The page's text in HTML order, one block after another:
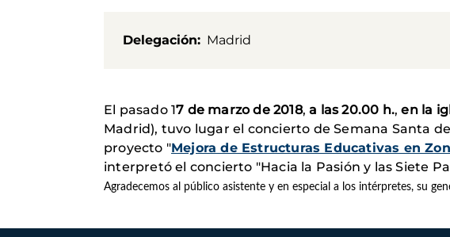
Delegación Madrid
El pasado 17 de marzo de 2018, a las 20.00 h.,en la
Madrid), tuvo lugar el concierto de Semana Santa
proyecto "Mejora de Estructuras Educativas en
interpretó el concierto "Hacia la Pasión y las Siete
Agradecemos al público asistente y en especial a los intérpretes, su